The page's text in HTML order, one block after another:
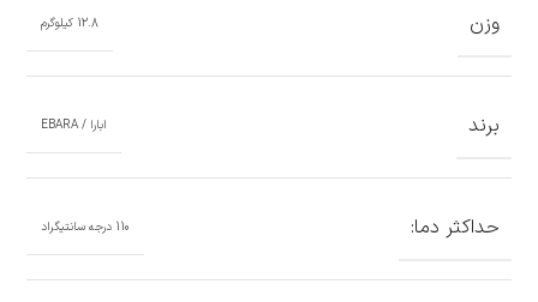
وزن 12.8 کیلوگرم
برند ابارا / EBARA
حداکثر دما: 110 درجه سانتیگراد